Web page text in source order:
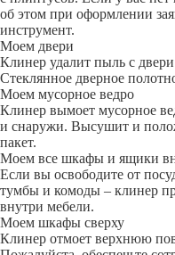
об этом при оформлении
инструмент.
Моем двери
Клинер удалит пыль с
Стеклянное дверное
Моем мусорное ведро
Клинер вымоет мусорное
и снаружи. Высушит и
пакет.
Моем все шкафы и ящики
Если вы освободите от
тумбы и комоды – клинер
внутри мебели.
Моем шкафы сверху
Клинер отмоет верхнюю